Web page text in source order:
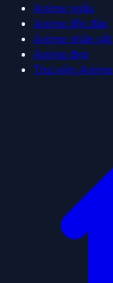
Anime ngầu
Anime độc đáo
Anime nhân vật
Anime đẹp
Thư viện Anime